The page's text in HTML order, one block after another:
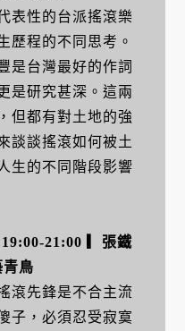
表性的台派搖滾樂
歷程的不同思考。
是台灣最好的作詞
是研究甚深。這兩
但都有對土地的強
談談搖滾如何被土
生的不同階段影響
21:00 ▎張鐵
鳥
滾先鋒是不合主流
子，必須忍受寂寞